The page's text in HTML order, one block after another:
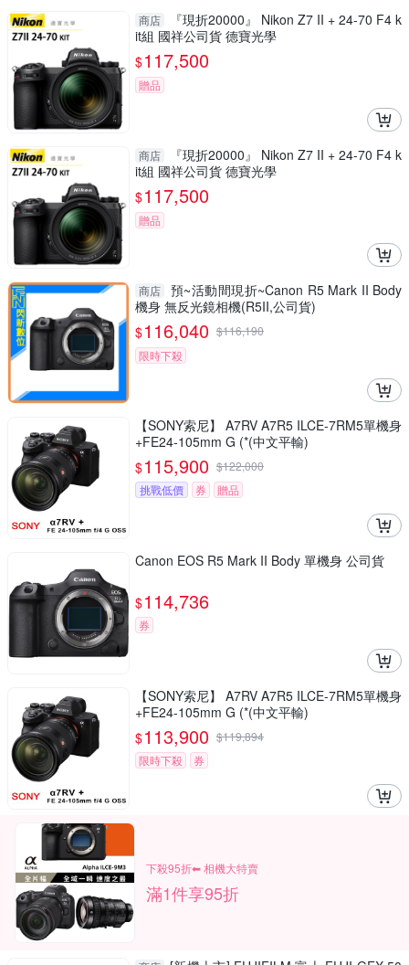
商店
『現折20000』 Nikon Z7 II + 24-70 F4 k
it組 國祥公司貨 德寶光學
$117,500
贈品
商店
『現折20000』 Nikon Z7 II + 24-70 F4 k
it組 國祥公司貨 德寶光學
$117,500
贈品
商店
預~活動間現折~Canon R5 Mark II Body
機身 無反光鏡相機(R5II,公司貨)
$116,040 $116,190
限時下殺
【SONY索尼】 A7RV A7R5 ILCE-7RM5單機身
+FE24-105mm G (*(中文平輸)
$115,900 $122,000
挑戰低價
券 贈品
Canon EOS R5 Mark II Body 單機身 公司貨
$114,736
券
【SONY索尼】 A7RV A7R5 ILCE-7RM5單機身
+FE24-105mm G (*(中文平輸)
$113,900 $119,894
限時下殺
券
下殺95折⬅︎ 相機大特賣
滿1件享95折